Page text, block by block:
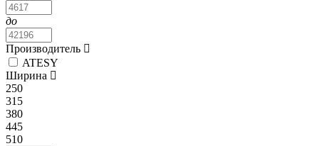
до
Производитель
ATESY
Ширина
250
315
380
445
510